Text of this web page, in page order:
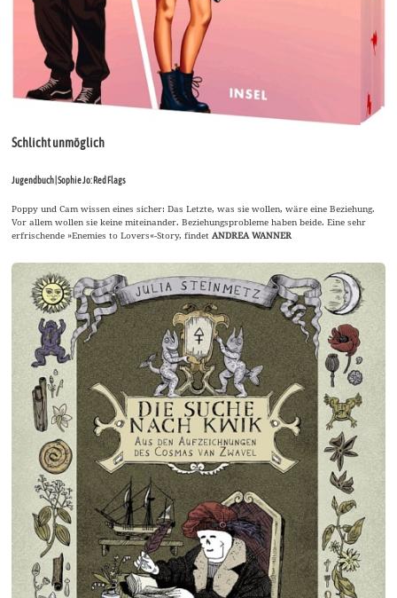
Schlicht unmöglich
Jugendbuch | Sophie Jo: Red Flags
Poppy und Cam wissen eines sicher: Das Letzte, was sie wollen, wäre eine Beziehung.
Vor allem wollen sie keine miteinander. Beziehungsprobleme haben beide. Eine sehr
erfrischende »Enemies to Lovers«-Story, findetANDREA WANNER